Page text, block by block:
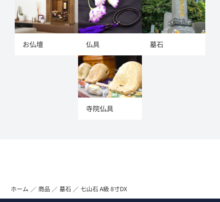
お仏壇 仏具 墓石
寺院仏具
ホーム 商品 墓石 七山石 A級 8寸DX